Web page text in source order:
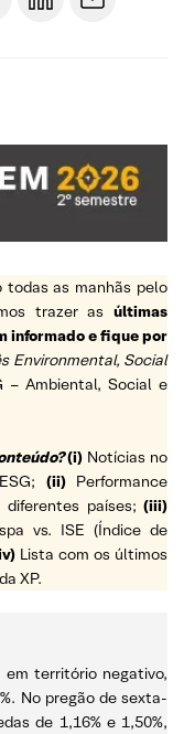
todas as manhãs pelo
trazer as últimas
informado e fique por
Environmental, Social
– Ambiental, Social e
(i) Notícias no
(ii)Performance
países; (iii)
vs. ISE (Índice de
Lista com os últimos
XP.
território negativo,
No pregão de sexta-
de 1,16% e 1,50%,